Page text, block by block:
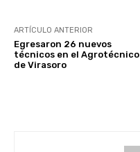
ARTÍCULO ANTERIOR
Egresaron 26 nuevos
técnicos en el Agrotécnico
de Virasoro